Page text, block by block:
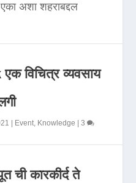
अशा शहराबद्दल
विचित्र व्यवसाय
Event, Knowledge |3
ची कारकीर्द ते